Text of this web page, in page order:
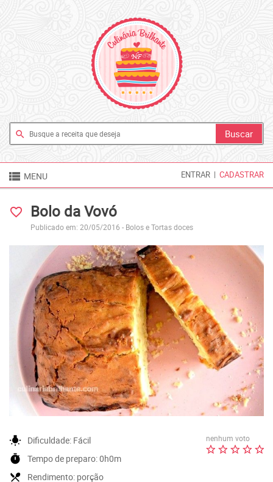
search
 MENU ENTRAR | CADASTRAR
favorite_border Bolo da Vovó
Publicado em: 20/05/2016 - Bolos e Tortas doces
nenhum voto
wb_incandescent Dificuldade: Fácil
timer Tempo de preparo:0h0m
local_dining Rendimento: porção